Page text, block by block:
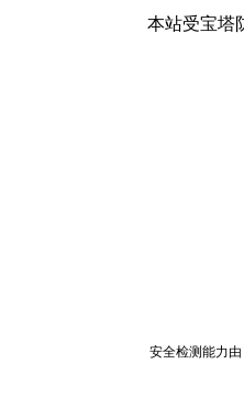
本站受宝塔
安全检测能力由